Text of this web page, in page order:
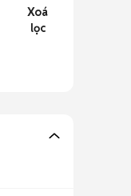
Xoá
lọc